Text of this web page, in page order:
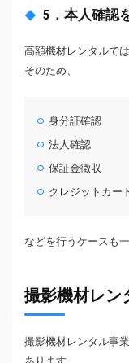
5．本人確認
高額機材レンタルで
そのため、
身分証確認
法人確認
保証金徴収
クレジットカー
などを行うケースも一
撮影機材レン
撮影機材レンタル事